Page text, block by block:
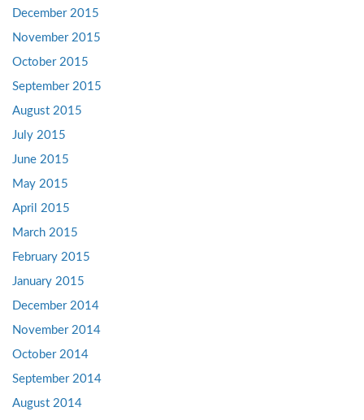
December 2015
November 2015
October 2015
September 2015
August 2015
July 2015
June 2015
May 2015
April 2015
March 2015
February 2015
January 2015
December 2014
November 2014
October 2014
September 2014
August 2014